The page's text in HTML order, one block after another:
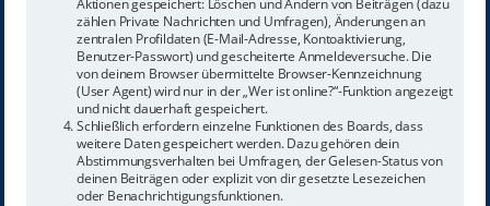
zählen Private Nachrichten und Umfragen), Änderungen an
zentralen Profildaten (E-Mail-Adresse, Kontoaktivierung,
Benutzer-Passwort) und gescheiterte Anmeldeversuche. Die
von deinem Browser übermittelte Browser-Kennzeichnung
(User Agent) wird nur in der „Wer ist online?“-Funktion angezeigt
und nicht dauerhaft gespeichert.
Schließlich erfordern einzelne Funktionen des Boards, dass
weitere Daten gespeichert werden. Dazu gehören dein
Abstimmungsverhalten bei Umfragen, der Gelesen-Status von
deinen Beiträgen oder explizit von dir gesetzte Lesezeichen
oder Benachrichtigungsfunktionen.